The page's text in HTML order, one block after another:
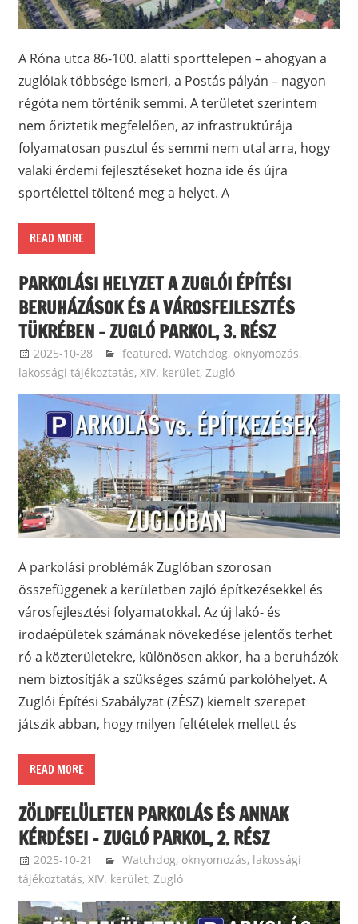
A Róna utca 86-100. alatti sporttelepen – ahogyan a
zuglóiak többsége ismeri, a Postás pályán – nagyon
régóta nem történik semmi. A területet szerintem
nem őriztetik megfelelően, az infrastruktúrája
folyamatosan pusztul és semmi nem utal arra, hogy
valaki érdemi fejlesztéseket hozna ide és újra
sportélettel töltené meg a helyet. A
READ MORE
PARKOLÁSI HELYZET A ZUGLÓI ÉPÍTÉSI
BERUHÁZÁSOK ÉS A VÁROSFEJLESZTÉS
TÜKRÉBEN – ZUGLÓ PARKOL, 3. RÉSZ
2025-10-28 Bomba Gábor
featured, Watchdog, oknyomozás,
lakossági tájékoztatás, XIV. kerület, Zugló
A parkolási problémák Zuglóban szorosan
összefüggenek a kerületben zajló építkezésekkel és
városfejlesztési folyamatokkal. Az új lakó- és
irodaépületek számának növekedése jelentős terhet
ró a közterületekre, különösen akkor, ha a beruházók
nem biztosítják a szükséges számú parkolóhelyet. A
Zuglói Építési Szabályzat (ZÉSZ) kiemelt szerepet
játszik abban, hogy milyen feltételek mellett és
READ MORE
ZÖLDFELÜLETEN PARKOLÁS ÉS ANNAK
KÉRDÉSEI – ZUGLÓ PARKOL, 2. RÉSZ
2025-10-21 Bomba Gábor
Watchdog, oknyomozás, lakossági
tájékoztatás, XIV. kerület, Zugló